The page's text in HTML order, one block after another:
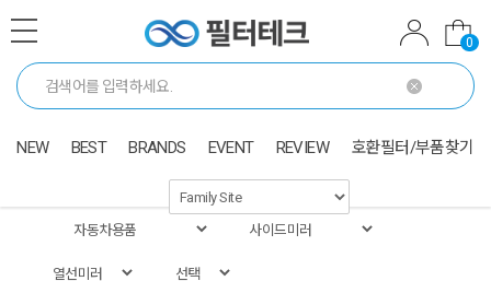
0
NEW BEST BRANDS EVENT REVIEW 호환필터/부품찾기